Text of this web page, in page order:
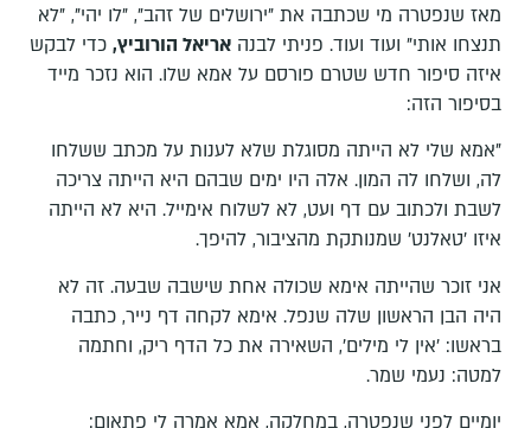
מאז שנפטרה מי שכתבה את "ירושלים של זהב", "לו יהי", "לא
תנצחו אותי" ועוד ועוד. פניתי לבנה אריאל הורוביץ, כדי לבקש
איזה סיפור חדש שטרם פורסם על אמא שלו. הוא נזכר מייד
בסיפור הזה:
"אמא שלי לא הייתה מסוגלת שלא לענות על מכתב ששלחו
לה, ושלחו לה המון. אלה היו ימים שבהם היא הייתה צריכה
לשבת ולכתוב עם דף ועט, לא לשלוח אימייל. היא לא הייתה
איזו 'טאלנט' שמנותקת מהציבור, להיפך.
אני זוכר שהייתה אימא שכולה אחת שישבה שבעה. זה לא
היה הבן הראשון שלה שנפל. אימא לקחה דף נייר, כתבה
בראשו: 'אין לי מילים', השאירה את כל הדף ריק, וחתמה
למטה: נעמי שמר.
יומיים לפני שנפטרה, במחלקה, אמא אמרה לי פתאום: